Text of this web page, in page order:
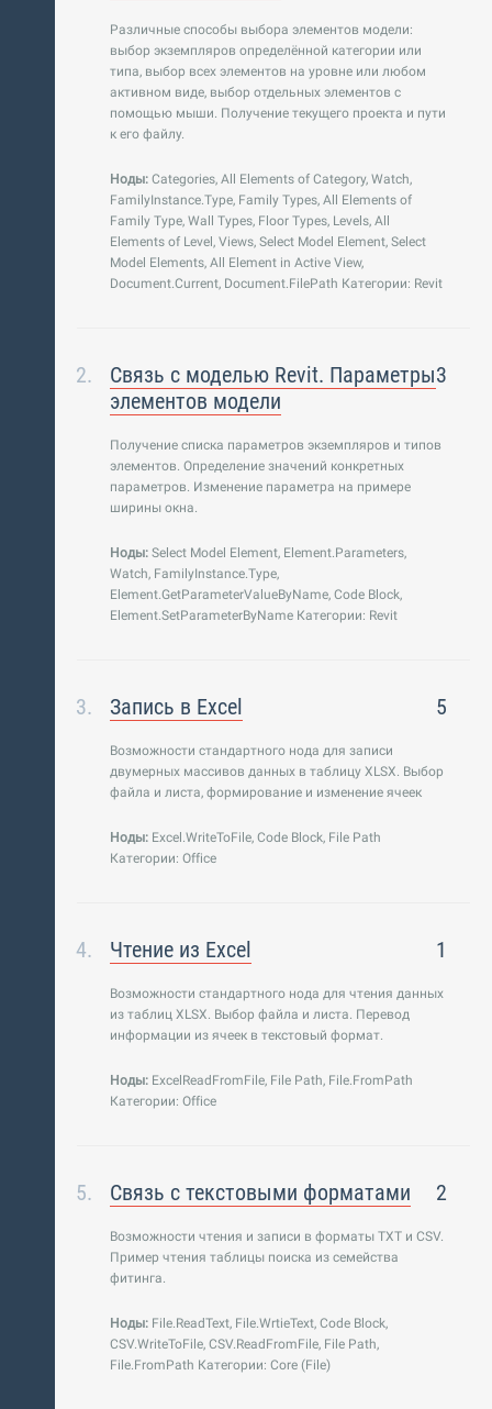
Различные способы выбора элементов модели:
выбор экземпляров определённой категории или
типа, выбор всех элементов на уровне или любом
активном виде, выбор отдельных элементов с
помощью мыши. Получение текущего проекта и пути
к его файлу.
Ноды: Categories, All Elements of Category, Watch,
FamilyInstance.Type, Family Types, All Elements of
Family Type, Wall Types, Floor Types, Levels, All
Elements of Level, Views, Select Model Element, Select
Model Elements, All Element in Active View,
Document.Current, Document.FilePath Категории: Revit
Связь с моделью Revit. Параметры
элементов модели
3
Получение списка параметров экземпляров и типов
элементов. Определение значений конкретных
параметров. Изменение параметра на примере
ширины окна.
Ноды: Select Model Element, Element.Parameters,
Watch, FamilyInstance.Type,
Element.GetParameterValueByName, Code Block,
Element.SetParameterByName Категории: Revit
Запись в Excel 5
Возможности стандартного нода для записи
двумерных массивов данных в таблицу XLSX. Выбор
файла и листа, формирование и изменение ячеек
Ноды: Excel.WriteToFile, Code Block, File Path
Категории: Office
Чтение из Excel 1
Возможности стандартного нода для чтения данных
из таблиц XLSX. Выбор файла и листа. Перевод
информации из ячеек в текстовый формат.
Ноды: ExcelReadFromFile, File Path, File.FromPath
Категории: Office
Связь с текстовыми форматами 2
Возможности чтения и записи в форматы TXT и CSV.
Пример чтения таблицы поиска из семейства
фитинга.
Ноды: File.ReadText, File.WrtieText, Code Block,
CSV.WriteToFile, CSV.ReadFromFile, File Path,
File.FromPath Категории: Core (File)